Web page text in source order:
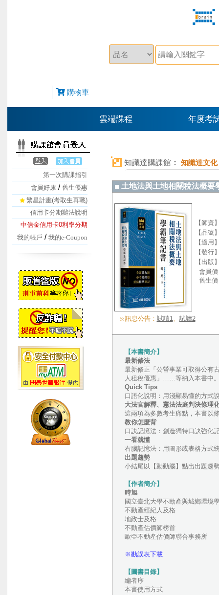
購物車
雲端課程 年度考
第一次購課指引
會員好康 / 舊生優惠
繁星計畫(考取生再戰)
信用卡分期辦法說明
中信金信用卡0利率分期
我的帳戶 / 我的e-Coupon
知識達購課館： 知識達文化
土地法與土地相關稅法概要
【師資
【品號
【適用
【發行
【出版
會員價
舊生價
※ 訊息公告： 試讀1、 試讀2
【本書簡介】
最新修法
最新修正「公營事業可取得公有
人租稅優惠」……等納入本書中
Quick Tips
口語化說明：用淺顯易懂的方式
大法官解釋、憲法法庭判決條理
這兩項為多數考生痛點，本書以
教你怎麼背
口訣記憶法：創造獨特口訣強化
一看就懂
右腦記憶法：用圖形或表格方式
出題趨勢
小結尾以【動動腦】點出出題趨
【作者簡介】
時旭
國立臺北大學不動產與城鄉環境
不動產經紀人及格
地政士及格
不動產估價師榜首
歐亞不動產估價師聯合事務所
※勘誤表下載
【圖書目錄】
編者序
本書使用方式